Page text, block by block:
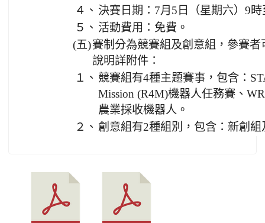
４、 決賽日期：7月5日（星期六）9
５、 活動費用：免費。
(五)賽制分為競賽組及創意組，參賽
說明詳附件：
１、 競賽組有4種主題賽事，包含：
Mission (R4M)機器人任務賽、
農業採收機器人。
２、 創意組有2種組別，包含：新創組